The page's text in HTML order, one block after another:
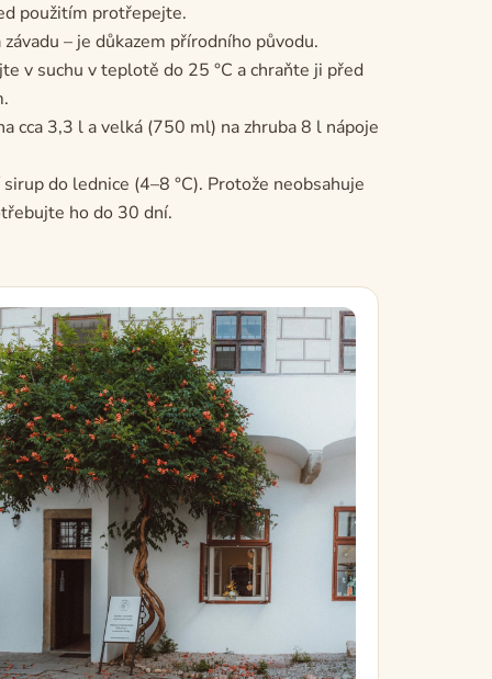
použitím protřepejte.
– je důkazem přírodního původu.
v suchu v teplotě do 25 °C a chraňte ji před
cca 3,3 l a velká (750 ml) na zhruba 8 l nápoje
do lednice (4–8 °C). Protože neobsahuje
ho do 30 dní.